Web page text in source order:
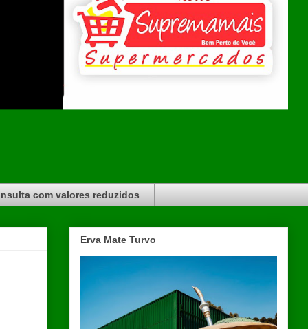
com valores reduzidos
Erva Mate Turvo